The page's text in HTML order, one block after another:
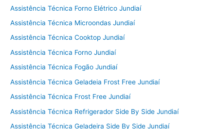
Assistência Técnica Forno Elétrico Jundiaí
Assistência Técnica Microondas Jundiaí
Assistência Técnica Cooktop Jundiaí
Assistência Técnica Forno Jundiaí
Assistência Técnica Fogão Jundiaí
Assistência Técnica Geladeia Frost Free Jundiaí
Assistência Técnica Frost Free Jundiaí
Assistência Técnica Refrigerador Side By Side Jundiaí
Assistência Técnica Geladeira Side By Side Jundiaí